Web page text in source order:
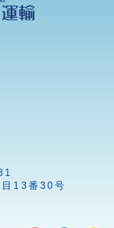
13番30号